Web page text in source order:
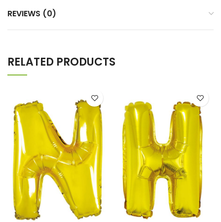
REVIEWS (0)
RELATED PRODUCTS